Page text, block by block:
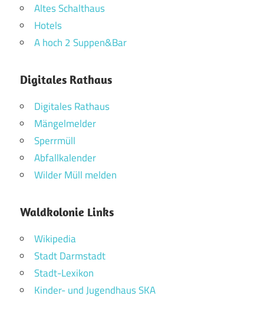
Altes Schalthaus
Hotels
A hoch 2 Suppen&Bar
Digitales Rathaus
Digitales Rathaus
Mängelmelder
Sperrmüll
Abfallkalender
Wilder Müll melden
Waldkolonie Links
Wikipedia
Stadt Darmstadt
Stadt-Lexikon
Kinder- und Jugendhaus SKA